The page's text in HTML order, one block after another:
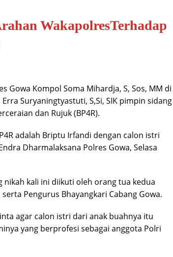
WakapolresTerhadap
Gowa Kompol Soma Mihardja, S, Sos, MM di
Suryaningtyastuti, S,Si, SIK pimpin sidang
dan Rujuk (BP4R).
adalah Briptu Irfandi dengan calon istri
Dharmalaksana Polres Gowa, Selasa
nikah kali ini diikuti oleh orang tua kedua
Pengurus Bhayangkari Cabang Gowa.
agar calon istri dari anak buahnya itu
yang berprofesi sebagai anggota Polri